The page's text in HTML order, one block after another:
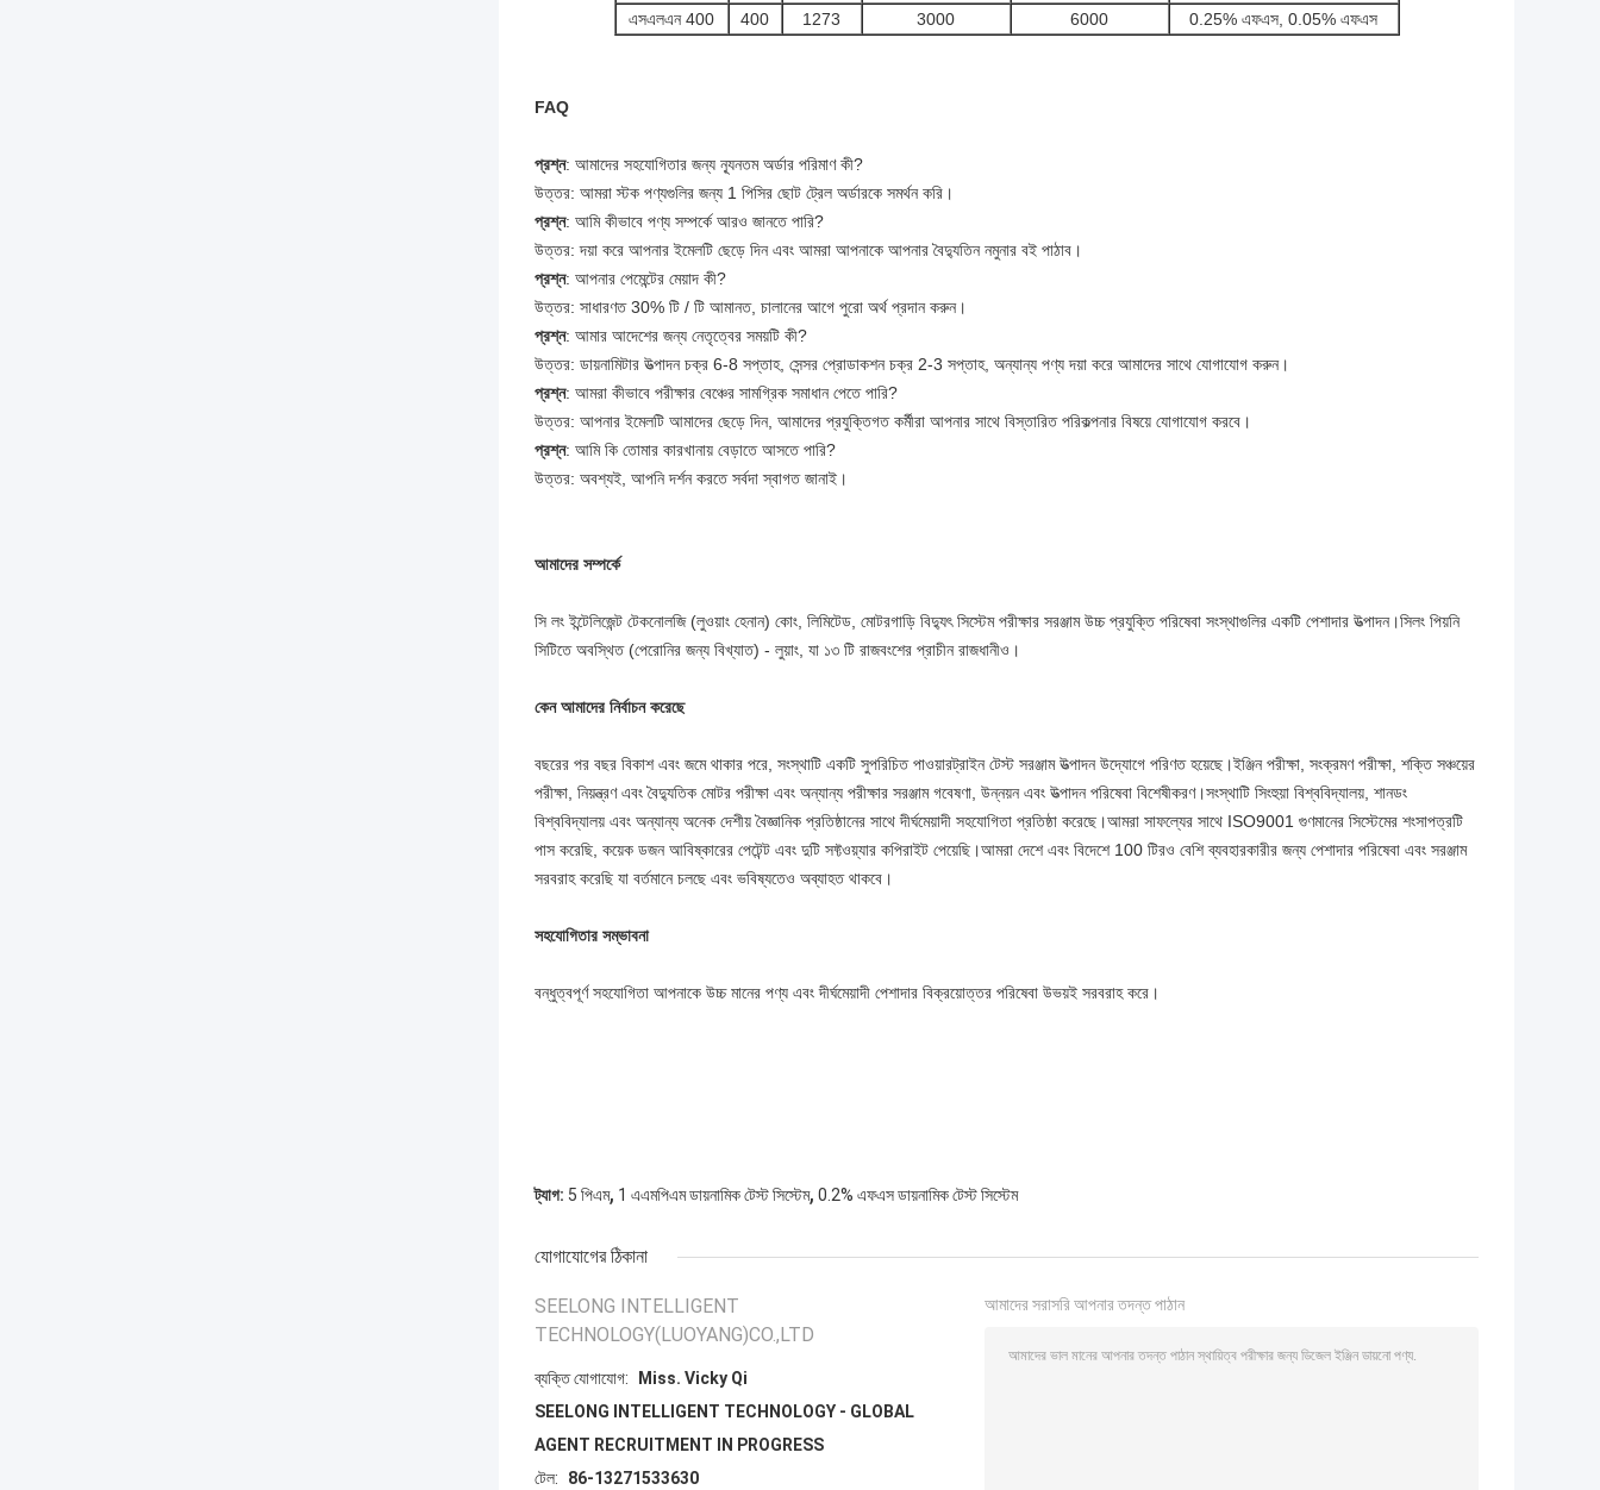
এসএলএন 400
400 1273 3000 6000 0.25% এফএস, 0.05% এফএস
FAQ
প্রশ্ন: আমাদের সহযোগিতার জন্য ন্যূনতম অর্ডার পরিমাণ কী?
উত্তর: আমরা স্টক পণ্যগুলির জন্য 1 পিসির ছোট ট্রেল অর্ডারকে সমর্থন করি।
প্রশ্ন: আমি কীভাবে পণ্য সম্পর্কে আরও জানতে পারি?
উত্তর: দয়া করে আপনার ইমেলটি ছেড়ে দিন এবং আমরা আপনাকে আপনার বৈদ্যুতিন নমুনার বই পাঠাব।
প্রশ্ন: আপনার পেমেন্টের মেয়াদ কী?
উত্তর: সাধারণত 30% টি / টি আমানত, চালানের আগে পুরো অর্থ প্রদান করুন।
প্রশ্ন: আমার আদেশের জন্য নেতৃত্বের সময়টি কী?
উত্তর: ডায়নামিটার উত্পাদন চক্র 6-8 সপ্তাহ, সেন্সর প্রোডাকশন চক্র 2-3 সপ্তাহ, অন্যান্য পণ্য দয়া করে আমাদের সাথে যোগাযোগ করুন।
প্রশ্ন: আমরা কীভাবে পরীক্ষার বেঞ্চের সামগ্রিক সমাধান পেতে পারি?
উত্তর: আপনার ইমেলটি আমাদের ছেড়ে দিন, আমাদের প্রযুক্তিগত কর্মীরা আপনার সাথে বিস্তারিত পরিকল্পনার বিষয়ে যোগাযোগ করবে।
প্রশ্ন: আমি কি তোমার কারখানায় বেড়াতে আসতে পারি?
উত্তর: অবশ্যই, আপনি দর্শন করতে সর্বদা স্বাগত জানাই।
আমাদের সম্পর্কে
সি লং ইন্টেলিজেন্ট টেকনোলজি (লুওয়াং হেনান) কোং, লিমিটেড, মোটরগাড়ি বিদ্যুৎ সিস্টেম পরীক্ষার সরঞ্জাম উচ্চ প্রযুক্তি পরিষেবা সংস্থাগুলির একটি পেশাদার উত্পাদন।সিলং পিয়নি
সিটিতে অবস্থিত (পেরোনির জন্য বিখ্যাত) - লুয়াং, যা ১৩ টি রাজবংশের প্রাচীন রাজধানীও।
কেন আমাদের নির্বাচন করেছে
বছরের পর বছর বিকাশ এবং জমে থাকার পরে, সংস্থাটি একটি সুপরিচিত পাওয়ারট্রাইন টেস্ট সরঞ্জাম উত্পাদন উদ্যোগে পরিণত হয়েছে।ইঞ্জিন পরীক্ষা, সংক্রমণ পরীক্ষা, শক্তি সঞ্চয়ের
পরীক্ষা, নিয়ন্ত্রণ এবং বৈদ্যুতিক মোটর পরীক্ষা এবং অন্যান্য পরীক্ষার সরঞ্জাম গবেষণা, উন্নয়ন এবং উত্পাদন পরিষেবা বিশেষীকরণ।সংস্থাটি সিংহুয়া বিশ্ববিদ্যালয়, শানডং
বিশ্ববিদ্যালয় এবং অন্যান্য অনেক দেশীয় বৈজ্ঞানিক প্রতিষ্ঠানের সাথে দীর্ঘমেয়াদী সহযোগিতা প্রতিষ্ঠা করেছে।আমরা সাফল্যের সাথে ISO9001 গুণমানের সিস্টেমের শংসাপত্রটি
পাস করেছি, কয়েক ডজন আবিষ্কারের পেটেন্ট এবং দুটি সফ্টওয়্যার কপিরাইট পেয়েছি।আমরা দেশে এবং বিদেশে 100 টিরও বেশি ব্যবহারকারীর জন্য পেশাদার পরিষেবা এবং সরঞ্জাম
সরবরাহ করেছি যা বর্তমানে চলছে এবং ভবিষ্যতেও অব্যাহত থাকবে।
সহযোগিতার সম্ভাবনা
বন্ধুত্বপূর্ণ সহযোগিতা আপনাকে উচ্চ মানের পণ্য এবং দীর্ঘমেয়াদী পেশাদার বিক্রয়োত্তর পরিষেবা উভয়ই সরবরাহ করে।
ট্যাগ: 5 পিএম, 1 এএমপিএম ডায়নামিক টেস্ট সিস্টেম, 0.2% এফএস ডায়নামিক টেস্ট সিস্টেম
যোগাযোগের ঠিকানা
SEELONG INTELLIGENT
TECHNOLOGY(LUOYANG)CO.,LTD
ব্যক্তি যোগাযোগ:
Miss. Vicky Qi
SEELONG INTELLIGENT TECHNOLOGY - GLOBAL
AGENT RECRUITMENT IN PROGRESS
টেল:
86-13271533630
আমাদের সরাসরি আপনার তদন্ত পাঠান